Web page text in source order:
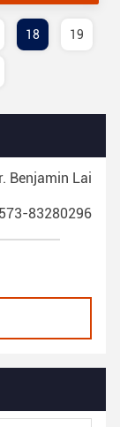
18 19
Benjamin Lai
83280296